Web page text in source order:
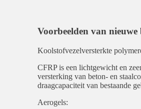
Voorbeelden van
Koolstofvezelversterkte
CFRP is een lichtgewicht en
versterking van beton- en
draagcapaciteit van bestaande
Aerogels: